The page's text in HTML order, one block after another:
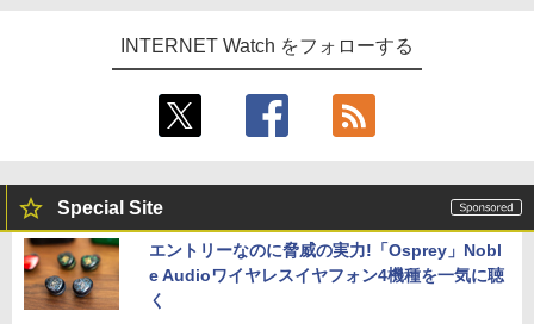
INTERNET Watch をフォローする
Special Site
エントリーなのに脅威の実力!「Osprey」Nobl
e Audioワイヤレスイヤフォン4機種を一気に聴
く